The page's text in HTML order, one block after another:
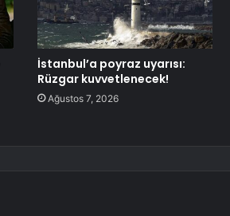
İstanbul’a poyraz uyarısı:
Rüzgar kuvvetlenecek!
Ağustos 7, 2026